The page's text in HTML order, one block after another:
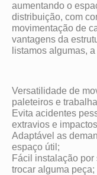
aumentando o
distribuição, com
movimentação de
vantagens da
listamos algumas,
Versatilidade de
paleteiros e
Evita acidentes
extravios e
Adaptável as
espaço útil;
Fácil instalação por
trocar alguma peça;